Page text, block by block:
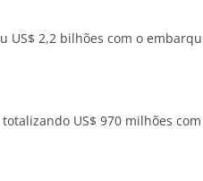
US$ 2,2 bilhões com o
US$ 970 milhões